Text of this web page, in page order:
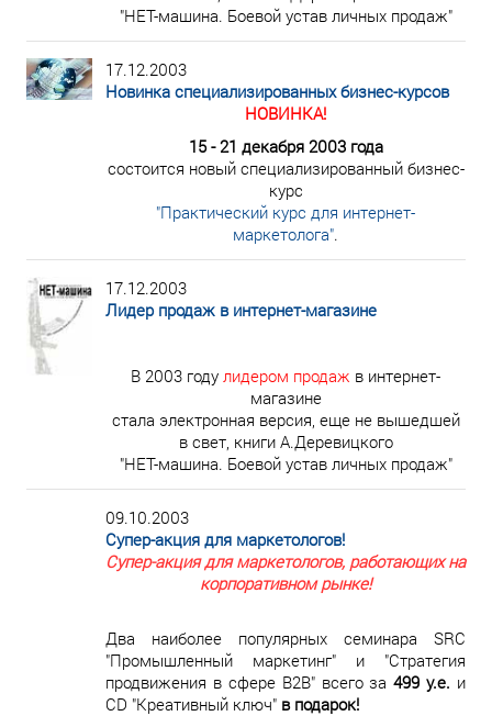
"НЕТ-машина. Боевой устав личных продаж"
17.12.2003
Новинка специализированных бизнес-курсов
НОВИНКА!
15 - 21 декабря 2003 года
состоится новый специализированный бизнес-
курс
"Практический курс для интернет-
маркетолога".
17.12.2003
Лидер продаж в интернет-магазине
В 2003 году лидером продаж в интернет-
магазине
стала электронная версия, еще не вышедшей
в свет, книги А.Деревицкого
"НЕТ-машина. Боевой устав личных продаж"
09.10.2003
Супер-акция для маркетологов!
Супер-акция для маркетологов, работающих на
корпоративном рынке!
Два наиболее популярных семинара SRC
"Промышленный маркетинг" и "Стратегия
продвижения в сфере В2В" всего за499 у.е. и
CD "Креативный ключ" в подарок!